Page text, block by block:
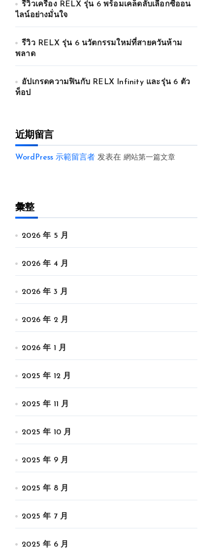
รีวิวเครื่อง RELX รุ่น 6 พร้อมเคล็ดลับเลือกซื้ออน
ไลน์อย่างมั่นใจ
รีวิว RELX รุ่น 6 นวัตกรรมใหม่ที่สายควันห้าม
พลาด
อัปเกรดความฟินกับ RELX Infinity และรุ่น 6 ตัว
ท็อป
近期留言
WordPress 示範留言者 发表在 網站第一篇文章
彙整
2026 年 5 月
2026 年 4 月
2026 年 3 月
2026 年 2 月
2026 年 1 月
2025 年 12 月
2025 年 11 月
2025 年 10 月
2025 年 9 月
2025 年 8 月
2025 年 7 月
2025 年 6 月